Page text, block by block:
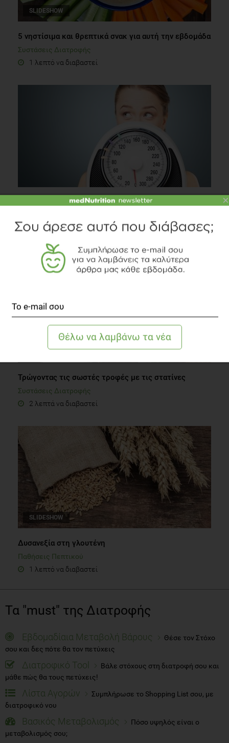
SLIDESHOW
5 νηστίσιμα και θρεπτικά σνακ για αυτή την εβδομάδα
Συστάσεις Διατροφής
1 λεπτό να διαβαστεί
Ρίξτε το βάρος στο σώμα σας: 5 μύθοι για το
Δίαιτα
Τρώγοντας τις σωστές τροφές με τις στατίνες
Συστάσεις Διατροφής
2 λεπτά να διαβαστεί
SLIDESHOW
Δυσανεξία στη γλουτένη
Παθήσεις Πεπτικού
1 λεπτό να διαβαστεί
Τα "must" της Διατροφής
Εβδομαδίαια Μεταβολή Βάρους
Θέσε τον Στόχο
σου και δες πότε θα τον πετύχεις
Διατροφικό Tool
Βάλε στόχους στη διατροφή σου και
μάθε πώς θα τους πετύχεις!
Λίστα Αγορών
Συμπλήρωσε το Shopping List σου, με
διατροφικό νου
Βασικός Μεταβολισμός
Πόσο υψηλός είναι ο
μεταβολισμός σου;
×